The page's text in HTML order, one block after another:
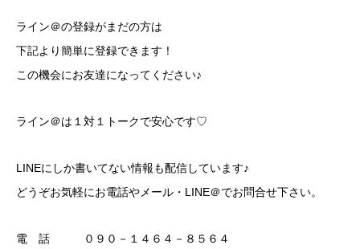
ライン＠の登録がまだの方は
下記より簡単に登録できます！
この機会にお友達になってください♪
ライン＠は１対１トークで安心です♡
LINEにしか書いてない情報も配信しています♪
どうぞお気軽にお電話やメール・LINE＠でお問合せ下さい。
電 話 ０９０－１４６４－８５６４